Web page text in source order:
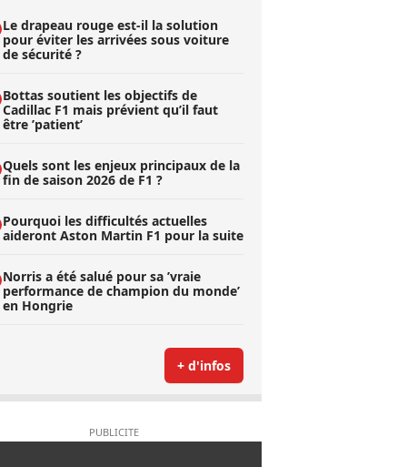
Le drapeau rouge est-il la solution
pour éviter les arrivées sous voiture
de sécurité ?
Bottas soutient les objectifs de
Cadillac F1 mais prévient qu’il faut
être ’patient’
Quels sont les enjeux principaux de la
fin de saison 2026 de F1 ?
Pourquoi les difficultés actuelles
aideront Aston Martin F1 pour la suite
Norris a été salué pour sa ’vraie
performance de champion du monde’
en Hongrie
+ d'infos